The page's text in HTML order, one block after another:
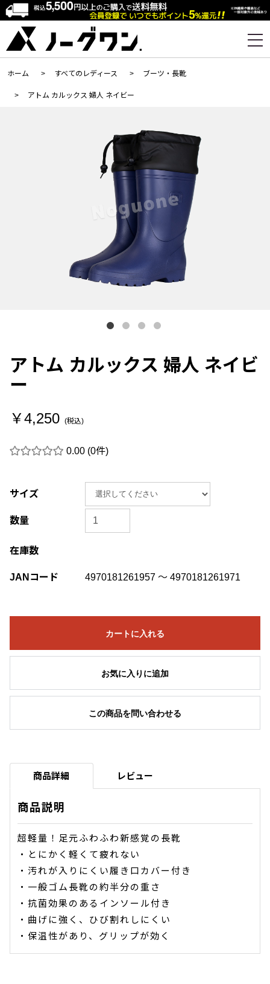
ホーム > すべてのレディース > ブーツ・長靴
> アトム カルックス 婦人 ネイビー
アトム カルックス 婦人 ネイビ
ー
￥4,250 (税込)
0.00 (0件)
サイズ
数量
在庫数
JANコード 4970181261957 ～ 4970181261971
カートに入れる
お気に入りに追加
この商品を問い合わせる
商品詳細 レビュー
商品説明
超軽量！足元ふわふわ新感覚の長靴
・とにかく軽くて疲れない
・汚れが入りにくい履き口カバー付き
・一般ゴム長靴の約半分の重さ
・抗菌効果のあるインソール付き
・曲げに強く、ひび割れしにくい
・保温性があり、グリップが効く